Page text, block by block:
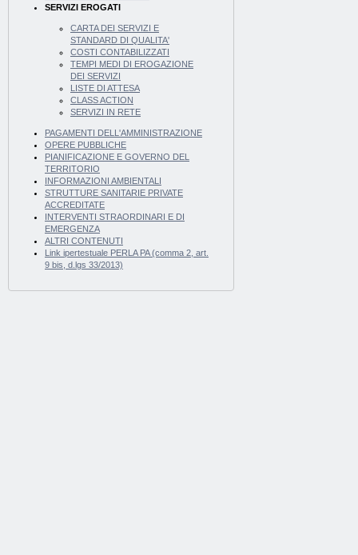
SERVIZI EROGATI
CARTA DEI SERVIZI E
STANDARD DI QUALITA'
COSTI CONTABILIZZATI
TEMPI MEDI DI EROGAZIONE
DEI SERVIZI
LISTE DI ATTESA
CLASS ACTION
SERVIZI IN RETE
PAGAMENTI DELL'AMMINISTRAZIONE
OPERE PUBBLICHE
PIANIFICAZIONE E GOVERNO DEL
TERRITORIO
INFORMAZIONI AMBIENTALI
STRUTTURE SANITARIE PRIVATE
ACCREDITATE
INTERVENTI STRAORDINARI E DI
EMERGENZA
ALTRI CONTENUTI
Link ipertestuale PERLA PA (comma 2, art.
9 bis, d.lgs 33/2013)